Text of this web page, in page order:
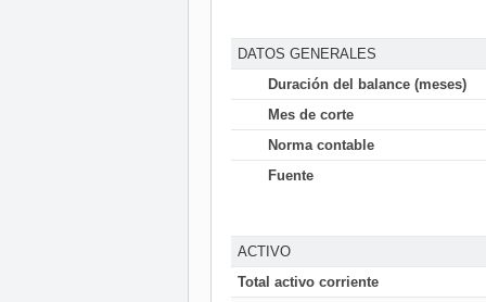
DATOS GENERALES
Duración del balance (meses)
Mes de corte
Norma contable
Fuente
ACTIVO
Total activo corriente